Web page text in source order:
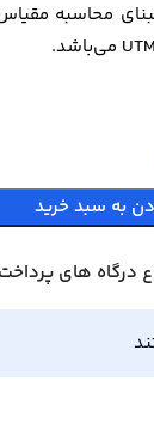
تهیه شده است. مبنای
به سبد خرید
درگاه های